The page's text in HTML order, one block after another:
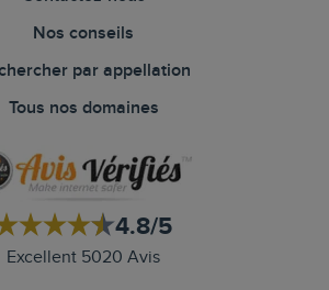
Nos conseils
par appellation
Tous nos domaines
4.8/5
Excellent 5020 Avis